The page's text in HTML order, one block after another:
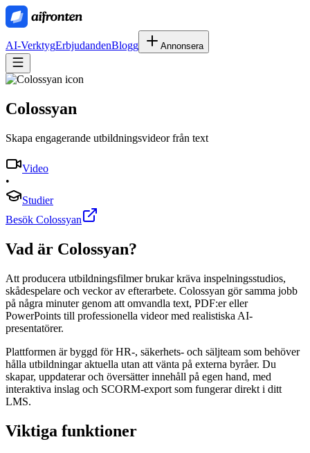
AI-VerktygErbjudandenBlogg Annonsera
Colossyan
Skapa engagerande utbildningsvideor från text
Video
•
Studier
Besök Colossyan
Vad är Colossyan?
Att producera utbildningsfilmer brukar kräva inspelningsstudios,
skådespelare och veckor av efterarbete. Colossyan gör samma jobb
på några minuter genom att omvandla text, PDF:er eller
PowerPoints till professionella videor med realistiska AI-
presentatörer.
Plattformen är byggd för HR-, säkerhets- och säljteam som behöver
hålla utbildningar aktuella utan att vänta på externa byråer. Du
skapar, uppdaterar och översätter innehåll på egen hand, med
interaktiva inslag och SCORM-export som fungerar direkt i ditt
LMS.
Viktiga funktioner